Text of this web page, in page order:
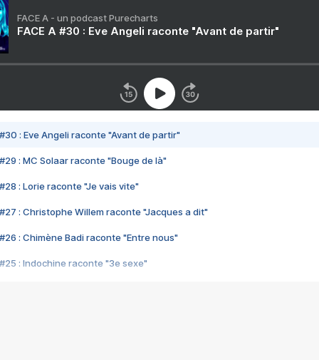
FACE A - un podcast Purecharts
FACE A #30 : Eve Angeli raconte "Avant de partir"
#30 : Eve Angeli raconte "Avant de partir"
#29 : MC Solaar raconte "Bouge de là"
#28 : Lorie raconte "Je vais vite"
#27 : Christophe Willem raconte "Jacques a dit"
#26 : Chimène Badi raconte "Entre nous"
#25 : Indochine raconte "3e sexe"